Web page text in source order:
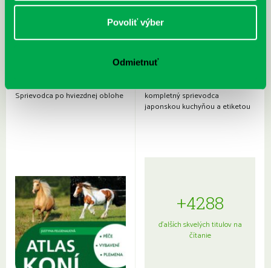
Povoliť výber
Odmietnuť
Sprievodca po hviezdnej oblohe
kompletný sprievodca
japonskou kuchyňou a etiketou
+4288
ďalších skvelých titulov na
čítanie